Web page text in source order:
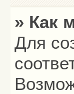
» Как
Для